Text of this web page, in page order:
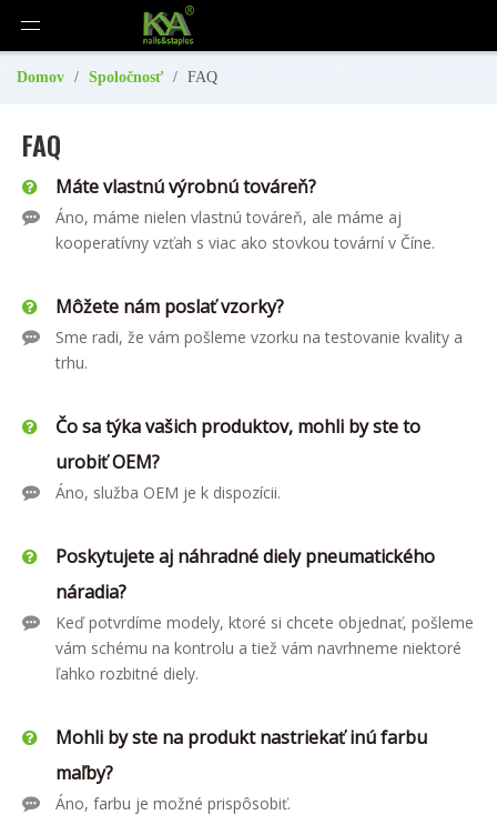
Domov / Spoločnosť / FAQ
FAQ
Máte vlastnú výrobnú továreň?
Áno, máme nielen vlastnú továreň, ale máme aj
kooperatívny vzťah s viac ako stovkou tovární v Číne.
Môžete nám poslať vzorky?
Sme radi, že vám pošleme vzorku na testovanie kvality a
trhu.
Čo sa týka vašich produktov, mohli by ste to
urobiť OEM?
Áno, služba OEM je k dispozícii.
Poskytujete aj náhradné diely pneumatického
náradia?
Keď potvrdíme modely, ktoré si chcete objednať, pošleme
vám schému na kontrolu a tiež vám navrhneme niektoré
ľahko rozbitné diely.
Mohli by ste na produkt nastriekať inú farbu
maľby?
Áno, farbu je možné prispôsobiť.